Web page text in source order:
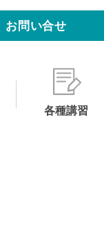
お問い合せ
各種講習